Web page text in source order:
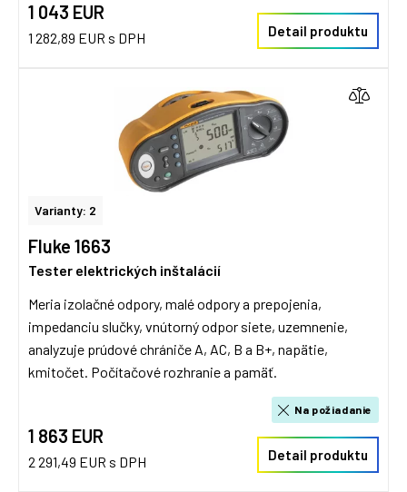
1 043 EUR
1 282,89 EUR s DPH Detail produktu
Varianty: 2
Fluke 1663
Tester elektrických inštalácií
Meria izolačné odpory, malé odpory a prepojenia,
impedanciu slučky, vnútorný odpor siete, uzemnenie,
analyzuje prúdové chrániče A, AC, B a B+, napätie,
kmitočet. Počítačové rozhranie a pamäť.
1 863 EUR
2 291,49 EUR s DPH
Na požiadanie
Detail produktu